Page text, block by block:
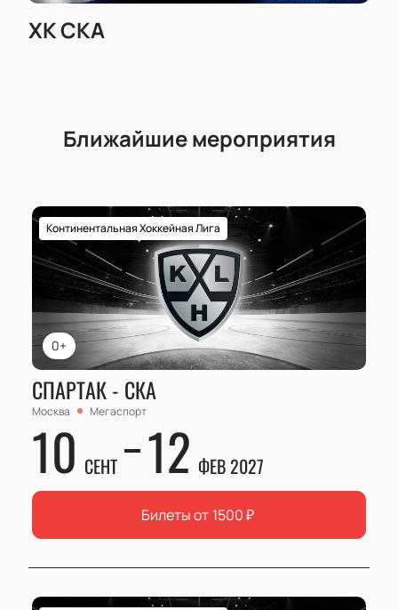
ХК СКА
Ближайшие мероприятия
0+
Континентальная Хоккейная Лига
СПАРТАК - СКА
Москва Мегаспорт
10 СЕНТ 12 ФЕВ 2027
Билеты от 1500₽